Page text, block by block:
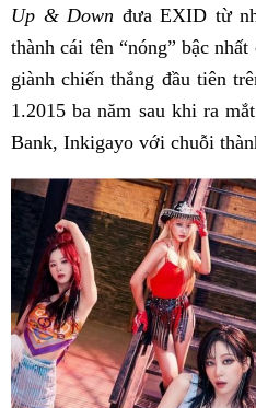
Up & Down đưa EXID từ
thành cái tên “nóng” bậc
giành chiến thắng đầu tiên
1.2015 ba năm sau khi ra
Bank, Inkigayo với chuỗi